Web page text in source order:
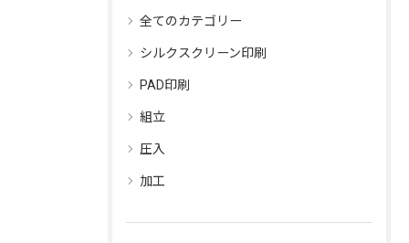
全てのカテゴリー
シルクスクリーン印刷
PAD印刷
組立
圧入
加工